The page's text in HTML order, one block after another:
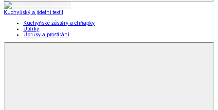
Kuchyňský a jídelní textil
Kuchyňské zástěry a chňapky
Utěrky
Ubrusy a prostírání